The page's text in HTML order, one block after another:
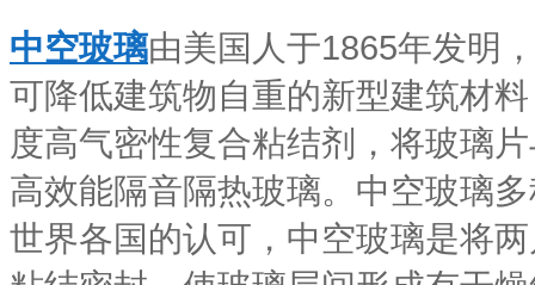
中空玻璃由美国人于1865年发明
可降低建筑物自重的新型建筑材
度高气密性复合粘结剂，将玻璃
高效能隔音隔热玻璃。中空玻璃
世界各国的认可，中空玻璃是将